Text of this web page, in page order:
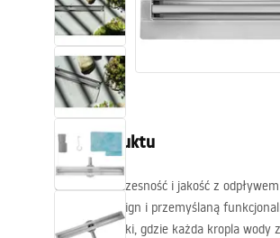
Natryski
Kuchnia
Akcesoria i meble łazienkowe
Opis produktu
Odkryj nowoczesność i jakość z
elegancki design i przemyślaną
każdej łazienki, gdzie każda kropla